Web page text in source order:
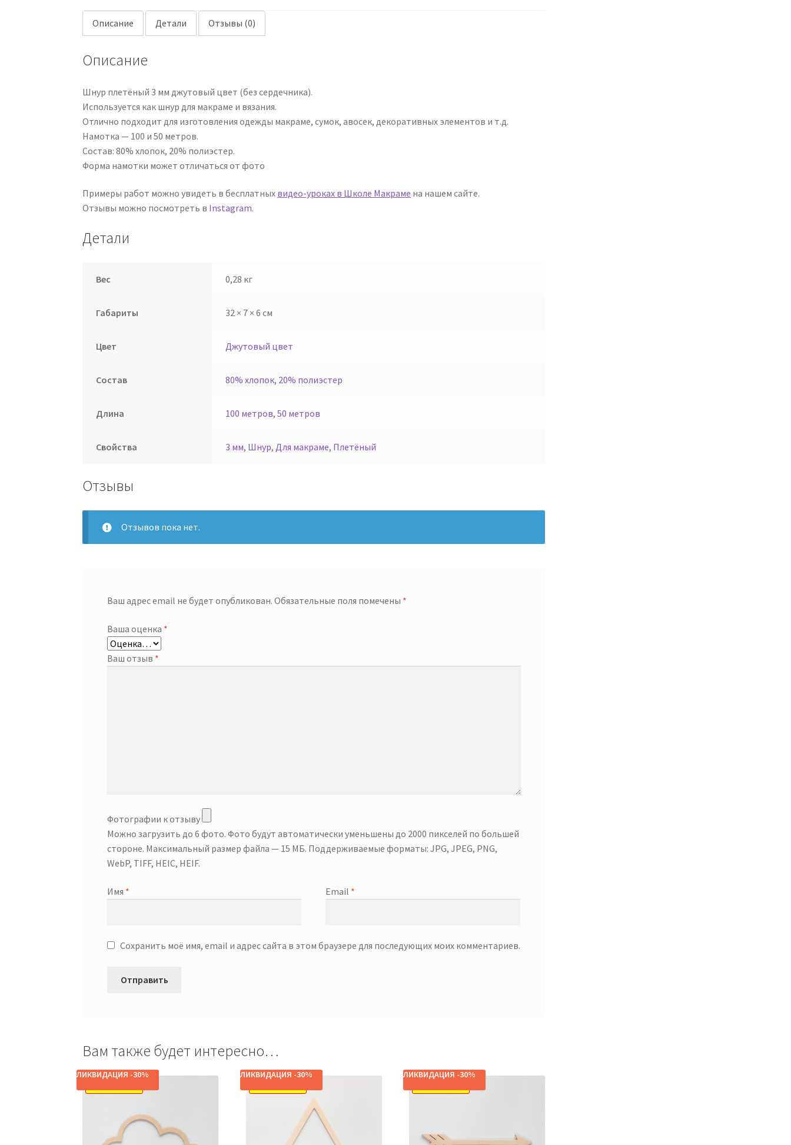
Описание Детали Отзывы (0)
Описание
Шнур плетёный 3 мм джутовый цвет (без сердечника).
Используется как шнур для макраме и вязания.
Отлично подходит для изготовления одежды макраме, сумок, авосек, декоративных элементов и т.д.
Намотка — 100 и 50 метров.
Состав: 80% хлопок, 20% полиэстер.
Форма намотки может отличаться от фото
Примеры работ можно увидеть в бесплатных видео-уроках в Школе Макраме на нашем сайте.
Отзывы можно посмотреть в Instagram.
Детали
Вес 0,28 кг
Габариты 32 × 7 × 6 см
Цвет Джутовый цвет
Состав 80% хлопок, 20% полиэстер
Длина 100 метров, 50 метров
Свойства 3 мм, Шнур, Для макраме, Плетёный
Отзывы
Отзывов пока нет.
Ваш адрес email не будет опубликован. Обязательные поля помечены *
Ваша оценка *
Ваш отзыв *
Фотографии к отзыву
Можно загрузить до 6 фото. Фото будут автоматически уменьшены до 2000 пикселей по большей
стороне. Максимальный размер файла — 15 МБ. Поддерживаемые форматы: JPG, JPEG, PNG,
WebP, TIFF, HEIC, HEIF.
Имя * Email *
Сохранить моё имя, email и адрес сайта в этом браузере для последующих моих комментариев.
Вам также будет интересно…
ЛИКВИДАЦИЯ -30% ЛИКВИДАЦИЯ -30% ЛИКВИДАЦИЯ -30%